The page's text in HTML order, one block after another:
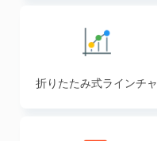
折りたたみ式ラインチャ